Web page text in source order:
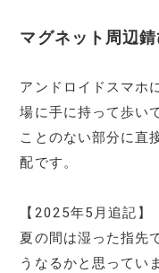
マグネット周辺錆
アンドロイドスマホ
場に手に持って歩い
ことのない部分に直
配です。
【2025年5月追記】
夏の間は湿った指先
うなるかと思ってい